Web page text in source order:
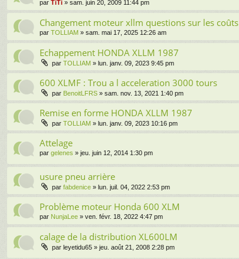
par TiTi » sam. juin 20, 2009 11:44 pm
Changement moteur xllm questions sur les coûts
par TOLLIAM » sam. mai 17, 2025 12:26 am
Echappement HONDA XLLM 1987
par TOLLIAM » lun. janv. 09, 2023 9:45 pm
600 XLMF : Trou a l acceleration 3000 tours
par BenoitLFRS » sam. nov. 13, 2021 1:40 pm
Remise en forme HONDA XLLM 1987
par TOLLIAM » lun. janv. 09, 2023 10:16 pm
Attelage
par gelenes » jeu. juin 12, 2014 1:30 pm
usure pneu arrière
par fabdenice » lun. juil. 04, 2022 2:53 pm
Problème moteur Honda 600 XLM
par NunjaLee » ven. févr. 18, 2022 4:47 pm
calage de la distribution XL600LM
par leyetidu65 » jeu. août 21, 2008 2:28 pm